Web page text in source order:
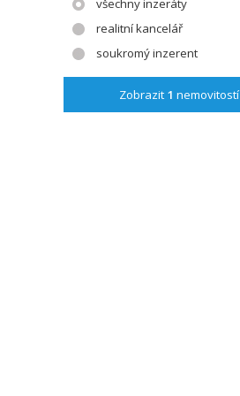
všechny inzeráty
realitní kancelář
soukromý inzerent
Zobrazit 1 nemovitostí